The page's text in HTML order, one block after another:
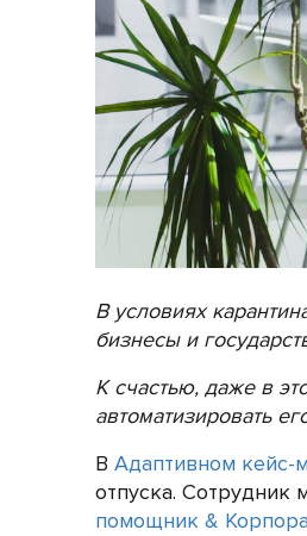
В условиях
бизнесы и
К счастью, даже в
автоматизировать
В Адаптивном кейс-
отпуска. Сотрудник
помощник &